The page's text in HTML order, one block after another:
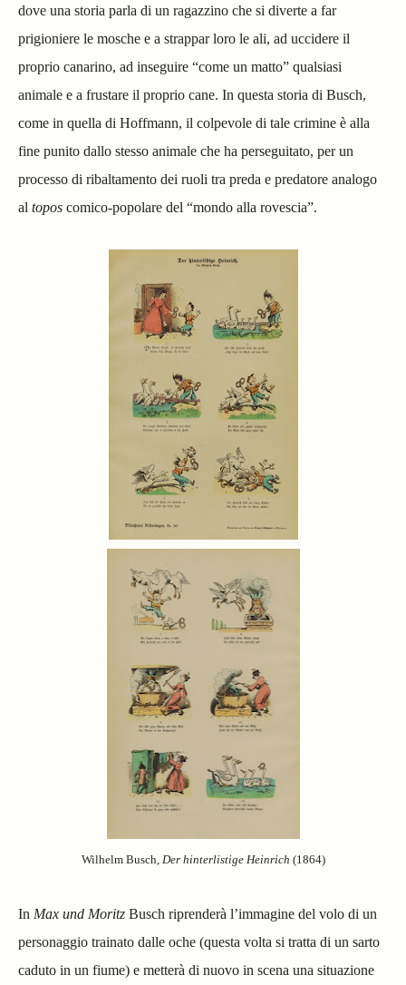
dove una storia parla di un ragazzino che si diverte a far
prigioniere le mosche e a strappar loro le ali, ad uccidere il
proprio canarino, ad inseguire “come un matto” qualsiasi
animale e a frustare il proprio cane. In questa storia di Busch,
come in quella di Hoffmann, il colpevole di tale crimine è alla
fine punito dallo stesso animale che ha perseguitato, per un
processo di ribaltamento dei ruoli tra preda e predatore analogo
al topos comico-popolare del “mondo alla rovescia”.
Wilhelm Busch, Der hinterlistige Heinrich (1864)
In Max und Moritz Busch riprenderà l’immagine del volo di un
personaggio trainato dalle oche (questa volta si tratta di un sarto
caduto in un fiume) e metterà di nuovo in scena una situazione